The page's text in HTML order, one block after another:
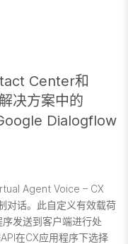
Center和
决方案中的
Dialogflow
Agent Voice – CX
对话。此自定义有效载荷
发送到客户端进行处
在CX应用程序下选择